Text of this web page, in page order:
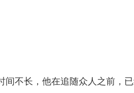
间不长，他在追随众人之前，